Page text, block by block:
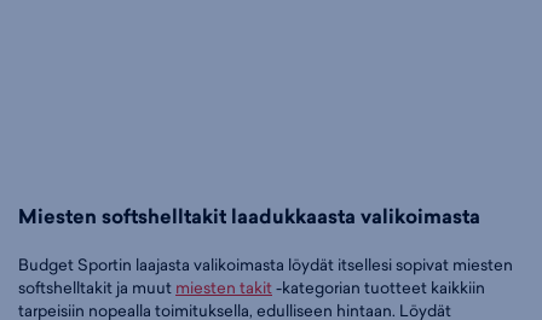
Miesten softshelltakit laadukkaasta valikoimasta
Budget Sportin laajasta valikoimasta löydät itsellesi sopivat miesten
softshelltakit ja muut miesten takit-kategorian tuotteet kaikkiin
tarpeisiin nopealla toimituksella, edulliseen hintaan. Löydät